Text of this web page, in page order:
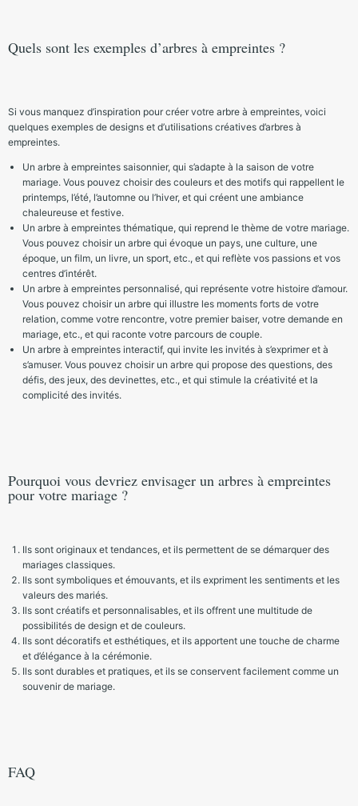
Quels sont les exemples d’arbres à empreintes ?
Si vous manquez d’inspiration pour créer votre arbre à empreintes, voici
quelques exemples de designs et d’utilisations créatives d’arbres à
empreintes.
Un arbre à empreintes saisonnier, qui s’adapte à la saison de votre
mariage. Vous pouvez choisir des couleurs et des motifs qui rappellent le
printemps, l’été, l’automne ou l’hiver, et qui créent une ambiance
chaleureuse et festive.
Un arbre à empreintes thématique, qui reprend le thème de votre mariage.
Vous pouvez choisir un arbre qui évoque un pays, une culture, une
époque, un film, un livre, un sport, etc., et qui reflète vos passions et vos
centres d’intérêt.
Un arbre à empreintes personnalisé, qui représente votre histoire d’amour.
Vous pouvez choisir un arbre qui illustre les moments forts de votre
relation, comme votre rencontre, votre premier baiser, votre demande en
mariage, etc., et qui raconte votre parcours de couple.
Un arbre à empreintes interactif, qui invite les invités à s’exprimer et à
s’amuser. Vous pouvez choisir un arbre qui propose des questions, des
défis, des jeux, des devinettes, etc., et qui stimule la créativité et la
complicité des invités.
Pourquoi vous devriez envisager un arbres à empreintes
pour votre mariage ?
Ils sont originaux et tendances, et ils permettent de se démarquer des
mariages classiques.
Ils sont symboliques et émouvants, et ils expriment les sentiments et les
valeurs des mariés.
Ils sont créatifs et personnalisables, et ils offrent une multitude de
possibilités de design et de couleurs.
Ils sont décoratifs et esthétiques, et ils apportent une touche de charme
et d’élégance à la cérémonie.
Ils sont durables et pratiques, et ils se conservent facilement comme un
souvenir de mariage.
FAQ